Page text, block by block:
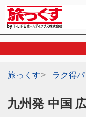
旅っくす ラク得
九州発 中国